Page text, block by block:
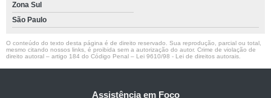
Zona Sul
São Paulo
O conteúdo do texto desta página é de direito reservado. Sua reprodução, parcial ou total,
mesmo citando nossos links, é proibida sem a autorização do autor. Crime de violação de
direito autoral – artigo 184 do Código Penal – Lei 9610/98 - Lei de direitos autorais
Assistência em Foco